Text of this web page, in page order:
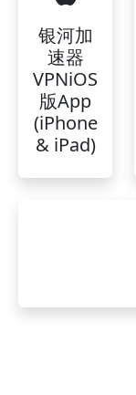
银河加
速器
VPNiOS
版App
(iPhone
& iPad)